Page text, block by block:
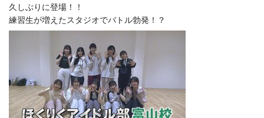
久しぶりに登場！！
練習生が増えたスタジオでバトル勃発！？